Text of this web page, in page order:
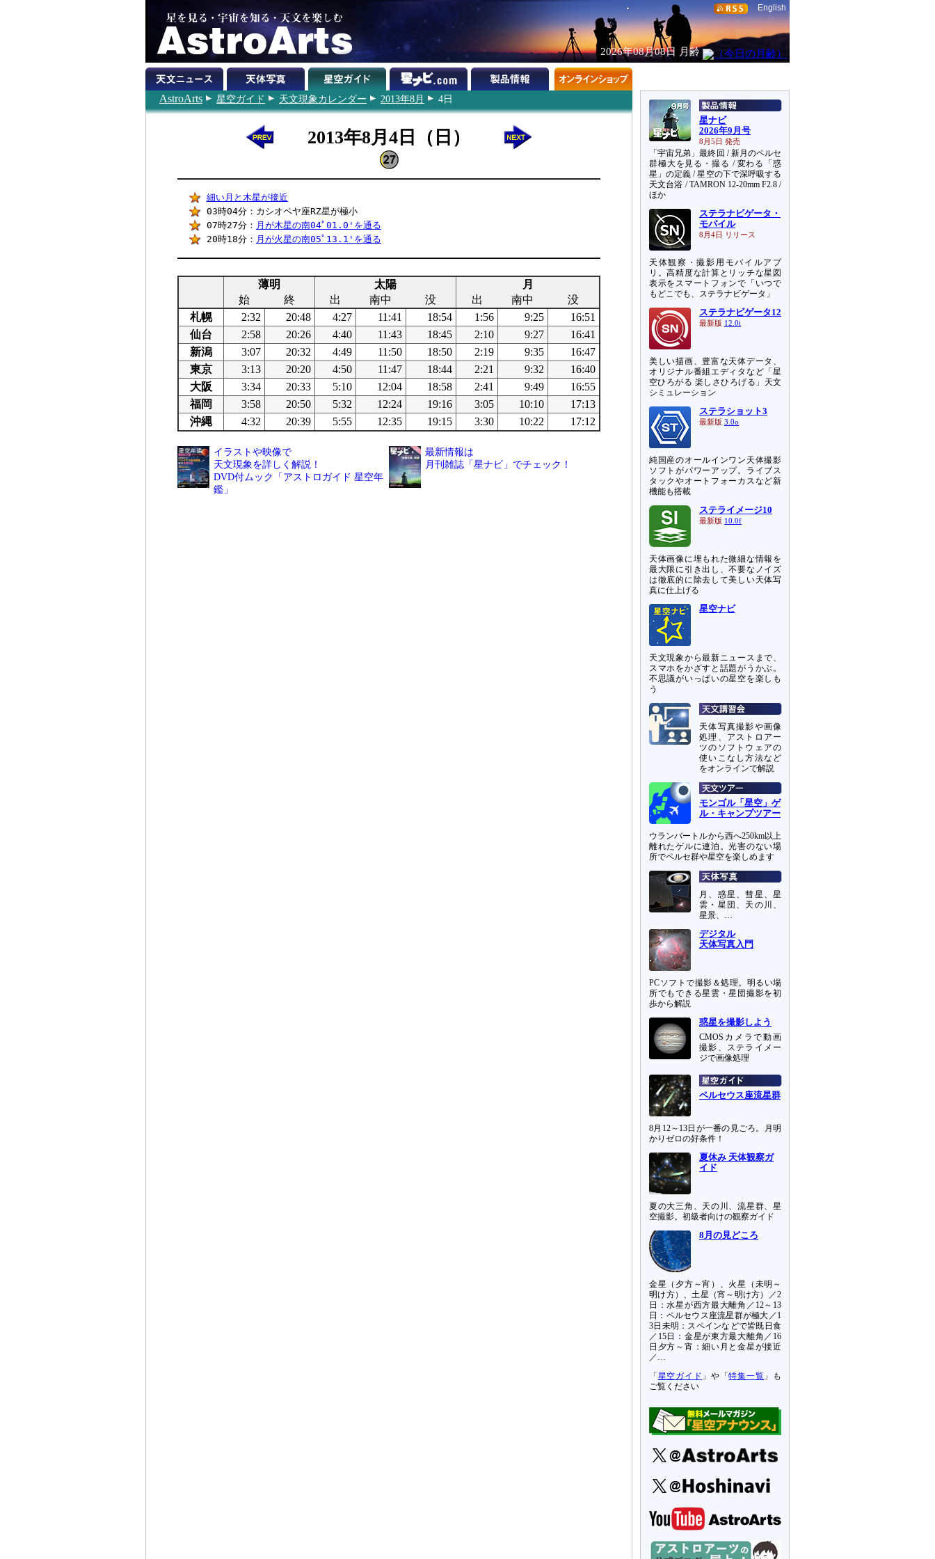
English
2026年08月08日 月齢
AstroArts 星空ガイド 天文現象カレンダー 2013年8月 4日
2013年8月4日（日）
細い月と木星が接近
03時04分：カシオペヤ座RZ星が極小
07時27分： 月が木星の南04ﾟ01.0'を通る
20時18分： 月が火星の南05ﾟ13.1'を通る
薄明 太陽
月
始
終 出 南中 没 出 南中
没
札幌
2:32 20:48 4:27 11:41 18:54 1:56 9:25
16:51
仙台
2:58 20:26 4:40 11:43 18:45 2:10 9:27
16:41
新潟
3:07 20:32 4:49 11:50 18:50 2:19 9:35
16:47
東京
3:13 20:20 4:50 11:47 18:44 2:21 9:32
16:40
大阪
3:34 20:33 5:10 12:04 18:58 2:41 9:49
16:55
福岡
3:58 20:50 5:32 12:24 19:16 3:05 10:10
17:13
沖縄
4:32 20:39 5:55 12:35 19:15 3:30 10:22 17:12
イラストや映像で
天文現象を詳しく解説！
DVD付ムック「アストロガイド 星空年
鑑」
最新情報は
月刊雑誌「星ナビ」でチェック！
星ナビ
2026年9月号
8月5日 発売
「宇宙兄弟」最終回 / 新月のペルセ
群極大を見る・撮る / 変わる「惑
星」の定義 / 星空の下で深呼吸する
天文台浴 / TAMRON 12-20mm F2.8 /
ほか
ステラナビゲータ・
モバイル
8月4日 リリース
天体観察・撮影用モバイルアプ
リ。高精度な計算とリッチな星図
表示をスマートフォンで「いつで
もどこでも、ステラナビゲータ」
ステラナビゲータ12
最新版 12.0i
美しい描画、豊富な天体データ、
オリジナル番組エディタなど「星
空ひろがる 楽しさひろげる」天文
シミュレーション
ステラショット3
最新版 3.0o
純国産のオールインワン天体撮影
ソフトがパワーアップ。ライブス
タックやオートフォーカスなど新
機能も搭載
ステライメージ10
最新版 10.0f
天体画像に埋もれた微細な情報を
最大限に引き出し、不要なノイズ
は徹底的に除去して美しい天体写
真に仕上げる
星空ナビ
天文現象から最新ニュースまで、
スマホをかざすと話題がうかぶ。
不思議がいっぱいの星空を楽しも
う
天体写真撮影や画像
処理、アストロアー
ツのソフトウェアの
使いこなし方法など
をオンラインで解説
モンゴル「星空」ゲ
ル・キャンプツアー
ウランバートルから西へ250km以上
離れたゲルに連泊。光害のない場
所でペルセ群や星空を楽しめます
月、惑星、彗星、星
雲・星団、天の川、
星景、…
デジタル
天体写真入門
PCソフトで撮影＆処理。明るい場
所でもできる星雲・星団撮影を初
歩から解説
惑星を撮影しよう
CMOSカメラで動画
撮影、ステライメー
ジで画像処理
ペルセウス座流星群
8月12～13日が一番の見ごろ。月明
かりゼロの好条件！
夏休み 天体観察ガ
イド
夏の大三角、天の川、流星群、星
空撮影。初級者向けの観察ガイド
8月の見どころ
金星（夕方～宵）、火星（未明～
明け方）、土星（宵～明け方）／2
日：水星が西方最大離角／12～13
日：ペルセウス座流星群が極大／1
3日未明：スペインなどで皆既日食
／15日：金星が東方最大離角／16
日夕方～宵：細い月と金星が接近
／…
「 星空ガイド 」や「特集一覧 」も
ご覧ください